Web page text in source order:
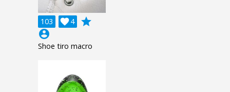
103 4

grade
account_circle
Shoe tiro macro